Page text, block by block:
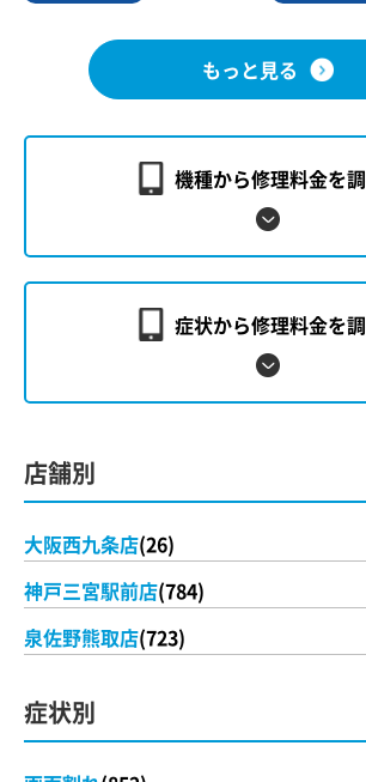
もっと見る
機種から修理料金を
症状から修理料金を
店舗別
大阪西九条店(26)
神戸三宮駅前店(784)
泉佐野熊取店(723)
症状別